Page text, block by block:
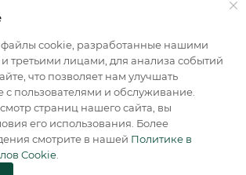
к оплате
2026 © КИИК МАРКЕТ
cookie, разработанные нашими
третьими лицами, для анализа событий
что позволяет нам улучшать
с пользователями и обслуживание.
страниц нашего сайта, вы
его использования. Более
смотрите в нашей Политике в
Cookie